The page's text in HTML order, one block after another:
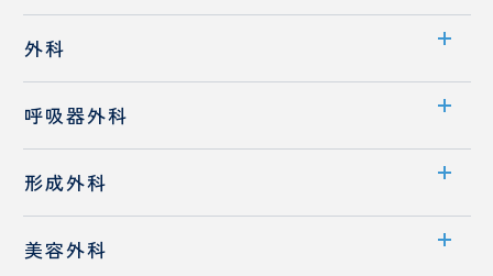
外来案内
診療概要
睡眠時無呼吸症候群
外科
診療科案内
医師紹介
消化器外科
呼吸器外科
診療科案内
診療概要
形成外科
診療科案内
美容外科